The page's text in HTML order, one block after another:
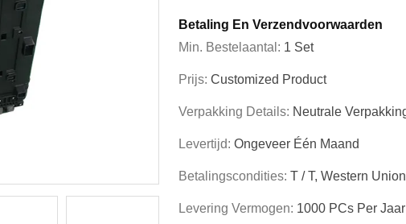
Betaling En Verzendvoorwaarden
Min. Bestelaantal: 1 Set
Prijs: Customized Product
Verpakking Details: Neutrale
Levertijd: Ongeveer Één Maand
Betalingscondities: T / T, Western
Levering Vermogen: 1000 PCs Per Jaar